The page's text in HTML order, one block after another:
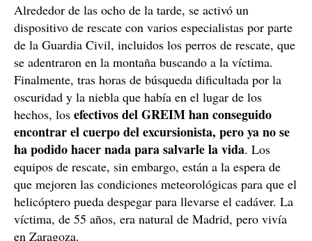
Alrededor de las ocho de la tarde, se activó un
dispositivo de rescate con varios especialistas por parte
de la Guardia Civil, incluidos los perros de rescate, que
se adentraron en la montaña buscando a la víctima.
Finalmente, tras horas de búsqueda dificultada por la
oscuridad y la niebla que había en el lugar de los
hechos, los efectivos del GREIM han conseguido
encontrar el cuerpo del excursionista, pero ya no se
ha podido hacer nada para salvarle la vida. Los
equipos de rescate, sin embargo, están a la espera de
que mejoren las condiciones meteorológicas para que el
helicóptero pueda despegar para llevarse el cadáver. La
víctima, de 55 años, era natural de Madrid, pero vivía
en Zaragoza.